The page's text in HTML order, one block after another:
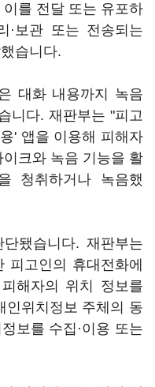
를 전달 또는 유포하
·보관 또는 전송되는
습니다.
대화 내용까지 녹음
니다. 재판부는 "피고
' 앱을 이용해 피해자
크와 녹음 기능을 활
청취하거나 녹음했
됐습니다. 재판부는
고인의 휴대전화에
해자의 위치 정보를
인위치정보 주체의 동
보를 수집·이용 또는